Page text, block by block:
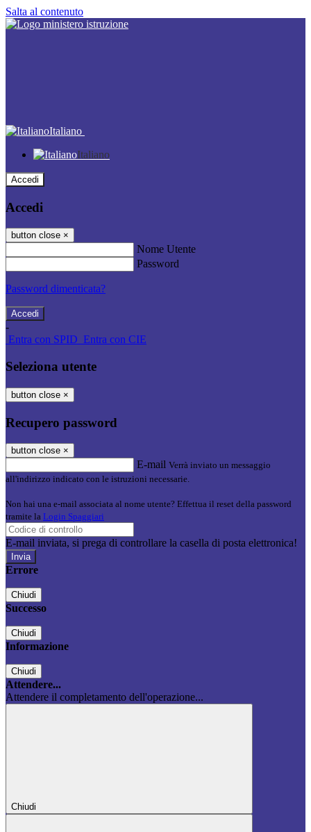
Salta al contenuto
Italiano
Italiano
Accedi
Accedi
button close ×
Nome Utente
Password
Password dimenticata?
-
Entra con SPID Entra con CIE
Seleziona utente
button close ×
Recupero password
button close ×
E-mail Verrà inviato un messaggio
all'indirizzo indicato con le istruzioni necessarie.
Non hai una e-mail associata al nome utente? Effettua il reset della password
tramite la Login Spaggiari
E-mail inviata, si prega di controllare la casella di posta elettronica!
Errore
Chiudi
Successo
Chiudi
Informazione
Chiudi
Attendere...
Attendere il completamento dell'operazione...
Chiudi